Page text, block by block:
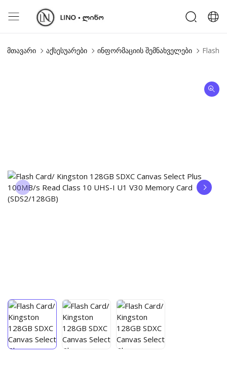
მთავარი აქსესუარები ინფორმაციის შემნახველები Flash